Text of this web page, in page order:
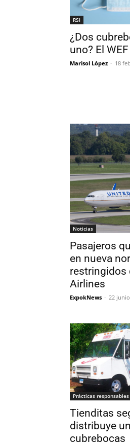
RSI
¿Dos
uno? El
Marisol López - 18
Noticias
Pasajeros
en nueva
restringidos
Airlines
ExpokNews - 22
Prácticas responsables
Tienditas
distribuye
cubrebocas